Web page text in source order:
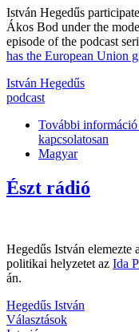
István Hegedűs
Ákos Bod under the
episode of the podcast
has the European Union
István Hegedűs
podcast
További információ
kapcsolatosan
Magyar
Észt rádió
Hegedűs István elemezte
politikai helyzetet az Ida
án.
Hegedűs István
Választások